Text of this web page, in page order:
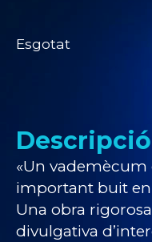
Esgotat
Descripció
«Un
important buit
Una obra
divulgativa